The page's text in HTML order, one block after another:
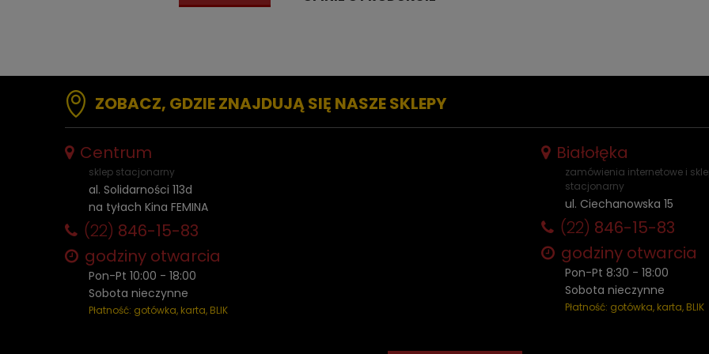
ZOBACZ, GDZIE ZNAJDUJĄ SIĘ NASZE SKLEPY
Centrum
sklep stacjonarny
al. Solidarności 113d
na tyłach Kina FEMINA
(22) 846-15-83
godziny otwarcia
Pon-Pt 10:00 - 18:00
Sobota nieczynne
Płatność: gotówka, karta, BLIK
Białołęka
zamówienia internetowe i
stacjonarny
ul. Ciechanowska 15
(22) 846-15-83
godziny otwarcia
Pon-Pt 8:30 - 18:00
Sobota nieczynne
Płatność: gotówka, karta, BLIK